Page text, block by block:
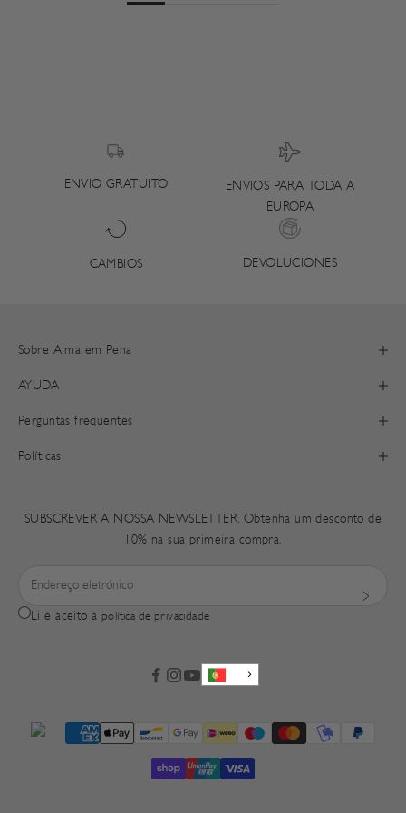
ENVIO GRATUITO
ENVIOS PARA TODA A
EUROPA
CAMBIOS DEVOLUCIONES
Sobre Alma em Pena
AYUDA
Perguntas frequentes
Políticas
SUBSCREVER A NOSSA NEWSLETTER. Obtenha um desconto de
10% na sua primeira compra.
Li e aceito a política de privacidade